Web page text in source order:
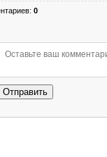
: 0
Отправить